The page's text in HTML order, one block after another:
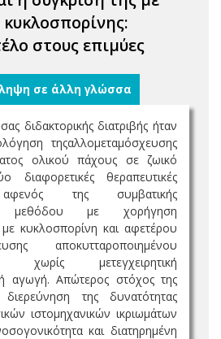
στους επιμύες
σε άλλη γλώσσα
διδακτορικής διατριβής ήταν
τηςαλλομεταμόσχευσης
ολικού πάχους σε ζωικό
θεραπευτικές
αφενός της συμβατικής
μεθόδου με χορήγηση
κυκλοσπορίνη και αφετέρου
αποκυτταροποιημένου
χωρίς μετεγχειρητική
αγωγή. Απώτερος στόχος της
της δυνατότητας
ιστομηχανικών ικριωμάτων
και διατηρημένη